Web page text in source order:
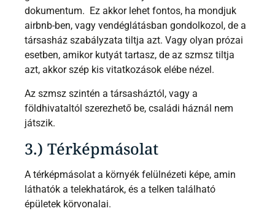
dokumentum. Ez akkor lehet fontos, ha mondjuk
airbnb-ben, vagy vendéglátásban gondolkozol, de a
társasház szabályzata tiltja azt. Vagy olyan prózai
esetben, amikor kutyát tartasz, de az szmsz tiltja
azt, akkor szép kis vitatkozások elébe nézel.
Az szmsz szintén a társasháztól, vagy a
földhivataltól szerezhető be, családi háznál nem
játszik.
3.) Térképmásolat
A térképmásolat a környék felülnézeti képe, amin
láthatók a telekhatárok, és a telken található
épületek körvonalai.